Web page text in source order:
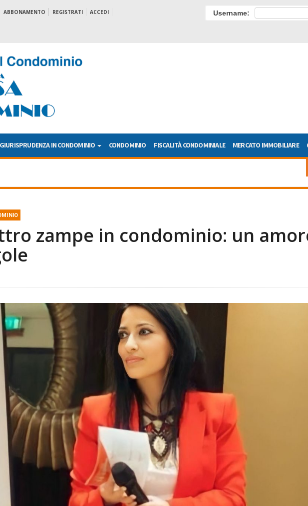
ABBONAMENTO REGISTRATI
ACCEDI
Username:
GIURISPRUDENZA IN CONDOMINIO CONDOMINIO FISCALITÀ CONDOMINIALE MERCATO IMMOBILIARE
zampe in condominio: un